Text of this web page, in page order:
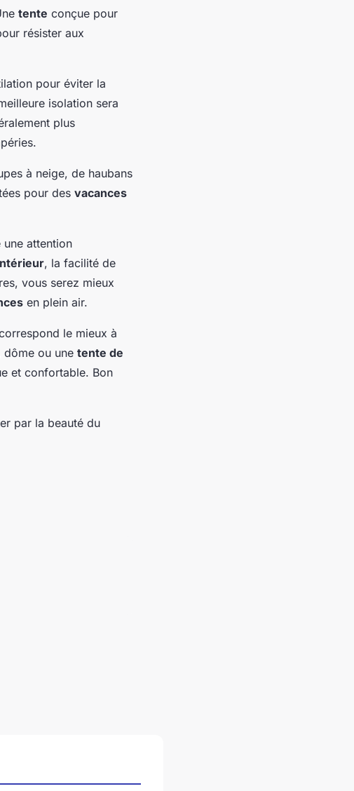
tente conçue pour
résister aux
pour éviter la
isolation sera
plus
à neige, de haubans
pour des vacances
une attention
, la facilité de
vous serez mieux
en plein air.
le mieux à
dôme ou une tente de
et confortable. Bon
par la beauté du